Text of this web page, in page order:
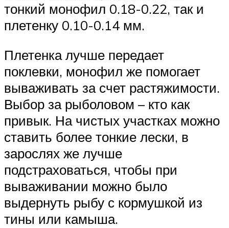
тонкий монофил 0.18-0.22, так и
плетенку 0.10-0.14 мм.
Плетенка лучше передает
поклевки, монофил же помогает
вываживать за счет растяжимости.
Выбор за рыболовом – кто как
привык. На чистых участках можно
ставить более тонкие лески, в
зарослях же лучше
подстраховаться, чтобы при
вываживании можно было
выдернуть рыбу с кормушкой из
тины или камыша.